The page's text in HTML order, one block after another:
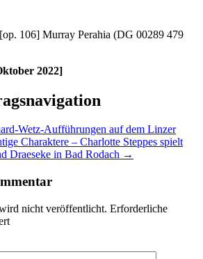
[op. 106] Murray Perahia (DG 00289 479
2022]
Wetz-Aufführungen auf dem Linzer
Charaktere – Charlotte Steppes spielt
Draeseke in Bad Rodach →
nicht veröffentlicht. Erforderliche